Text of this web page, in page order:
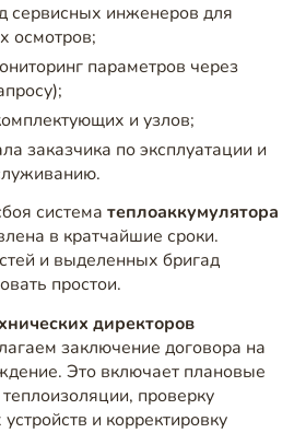
сервисных инженеров для
осмотров;
параметров через
и узлов;
заказчика по эксплуатации и
система теплоаккумулятора
в кратчайшие сроки.
и выделенных бригад
простои.
директоров
заключение договора на
Это включает плановые
проверку
и корректировку